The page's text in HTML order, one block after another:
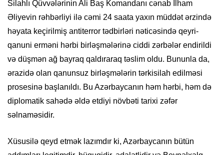
Silahlı Qüvvələrinin Ali Baş Komandanı cənab İlham
Əliyevin rəhbərliyi ilə cəmi 24 saata yaxın müddət ərzində
həyata keçirilmiş antiterror tədbirləri nəticəsində qeyri-
qanuni erməni hərbi birləşmələrinə ciddi zərbələr endirildi
və düşmən ağ bayraq qaldıraraq təslim oldu. Bununla da,
ərazidə olan qanunsuz birləşmələrin tərkisilah edilməsi
prosesinə başlanıldı. Bu Azərbaycanın həm hərbi, həm də
diplomatik sahədə əldə etdiyi növbəti tarixi zəfər
səlnaməsidir.
Xüsusilə qeyd etmək lazımdır ki, Azərbaycanın bütün